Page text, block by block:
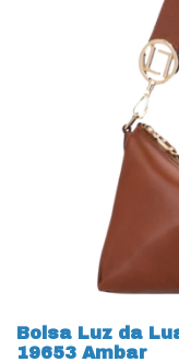
Bolsa Luz da
19653 Ambar